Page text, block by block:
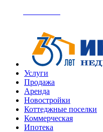
Услуги
Продажа
Аренда
Новостройки
Коттеджные поселки
Коммерческая
Ипотека